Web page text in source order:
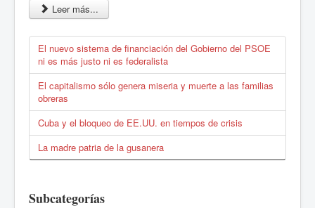
Leer más...
El nuevo sistema de financiación del Gobierno del PSOE
ni es más justo ni es federalista
El capitalismo sólo genera miseria y muerte a las familias
obreras
Cuba y el bloqueo de EE.UU. en tiempos de crisis
La madre patria de la gusanera
Subcategorías